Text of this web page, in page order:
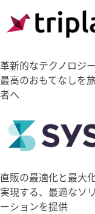
革新的なテクノロジ
最高のおもてなしを
者へ
直販の最適化と最大
実現する、最適なソ
ーションを提供